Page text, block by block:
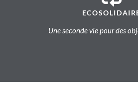
Une seconde vie pour des